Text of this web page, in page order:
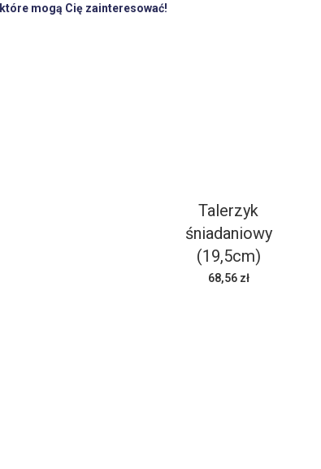
mogą Cię zainteresować!
Talerzyk
śniadaniowy
(19,5cm)
68,56 zł